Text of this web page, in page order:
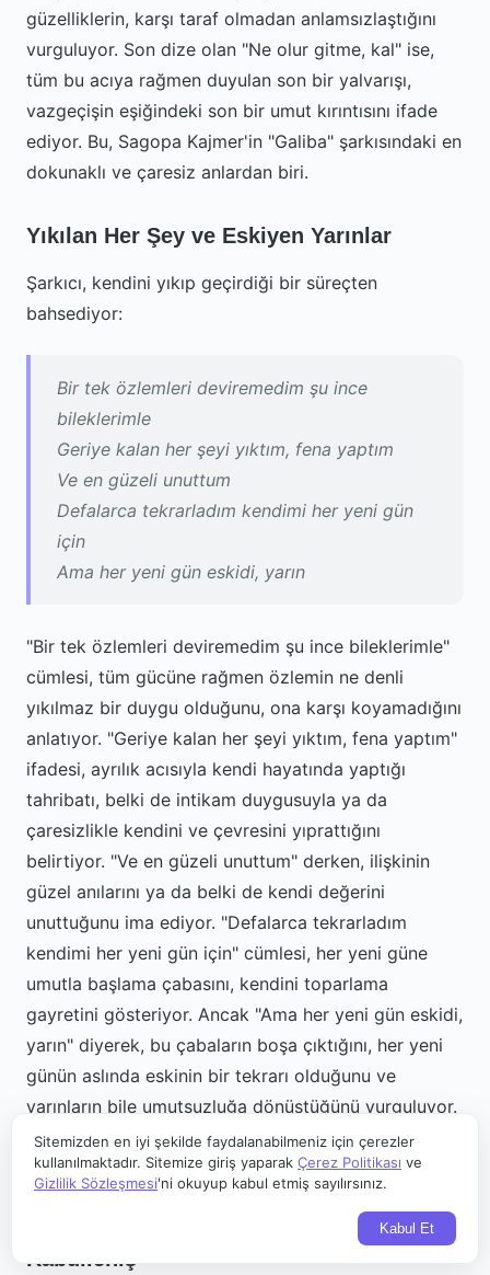
güzelliklerin, karşı taraf olmadan anlamsızlaştığını
vurguluyor. Son dize olan "Ne olur gitme, kal" ise,
tüm bu acıya rağmen duyulan son bir yalvarışı,
vazgeçişin eşiğindeki son bir umut kırıntısını ifade
ediyor. Bu, Sagopa Kajmer'in "Galiba" şarkısındaki en
dokunaklı ve çaresiz anlardan biri.
Yıkılan Her Şey ve Eskiyen Yarınlar
Şarkıcı, kendini yıkıp geçirdiği bir süreçten
bahsediyor:
Bir tek özlemleri deviremedim şu ince
bileklerimle
Geriye kalan her şeyi yıktım, fena yaptım
Ve en güzeli unuttum
Defalarca tekrаrladım kendimi her yeni gün
için
Ama her yeni gün eskidi, yarın
"Bir tek özlemleri deviremedim şu ince bileklerimle"
cümlesi, tüm gücüne rağmen özlemin ne denli
yıkılmaz bir duygu olduğunu, ona karşı koyamadığını
anlatıyor. "Geriye kalan her şeyi yıktım, fena yaptım"
ifadesi, ayrılık acısıyla kendi hayatında yaptığı
tahribatı, belki de intikam duygusuyla ya da
çaresizlikle kendini ve çevresini yıprattığını
belirtiyor. "Ve en güzeli unuttum" derken, ilişkinin
güzel anılarını ya da belki de kendi değerini
unuttuğunu ima ediyor. "Defalarca tekrarladım
kendimi her yeni gün için" cümlesi, her yeni güne
umutla başlama çabasını, kendini toparlama
gayretini gösteriyor. Ancak "Ama her yeni gün eskidi,
yarın" diyerek, bu çabaların boşa çıktığını, her yeni
günün aslında eskinin bir tekrarı olduğunu ve
yarınların bile umutsuzluğa dönüştüğünü vurguluyor.
Sagopa Kajmer'in "Galiba" şarkısı, bu döngüsel acıyı
çok iyi yansıtıyor.
Kabulleniş
Sitemizden en iyi şekilde faydalanabilmeniz için çerezler
kullanılmaktadır. Sitemize giriş yaparak Çerez Politikası ve
Gizlilik Sözleşmesi'ni okuyup kabul etmiş sayılırsınız.
Kabul Et